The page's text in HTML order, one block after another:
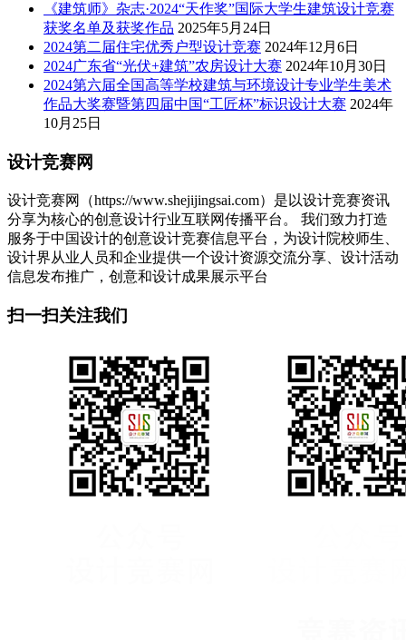
《建筑师》杂志·2024“天作奖”国际大学生建筑设计竞赛
获奖名单及获奖作品 2025年5月24日
2024第二届住宅优秀户型设计竞赛 2024年12月6日
2024广东省“光伏+建筑”农房设计大赛 2024年10月30日
2024第六届全国高等学校建筑与环境设计专业学生美术
作品大奖赛暨第四届中国“工匠杯”标识设计大赛 2024年
10月25日
设计竞赛网
设计竞赛网（https://www.shejijingsai.com）是以设计竞赛资讯
分享为核心的创意设计行业互联网传播平台。 我们致力打造
服务于中国设计的创意设计竞赛信息平台，为设计院校师生、
设计界从业人员和企业提供一个设计资源交流分享、设计活动
信息发布推广，创意和设计成果展示平台
扫一扫关注我们